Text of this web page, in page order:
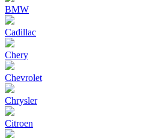
BMW
Cadillac
Chery
Chevrolet
Chrysler
Citroen